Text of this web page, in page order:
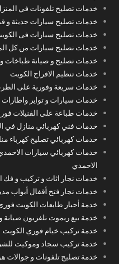
خدمات تصليح تلفونات في
خدمات تصليح سيارات حديثة و قديمة
خدمات تصليح سيارات في
خدمات تصليح سيارات من كل
خدمات تصليح و صيانة طباخات
خدمات تنظيم الافراح الكويت
خدمات سريعة وفورية على
خدمات سيارات و تواير
خدمات طباعة على الفنيلات
خدمات فني كهربائي منازل في
خدمات كهربائي تصليح كهرباء
خدمات كهربائي سيارات
الاحمدي
خدمات نجار اثاث و تركيب و فك
خدمات نجار فتح أقفال أبواب
خدمة أحبار طابعات الكويت
خدمة بيع ريموت تلفزيون
خدمة تركيب خيام فوري الكويت
خدمة تركيب سجاد وموكيت
خدمة تصليح تلفونات و جوالات